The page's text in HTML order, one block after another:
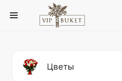
Цветы